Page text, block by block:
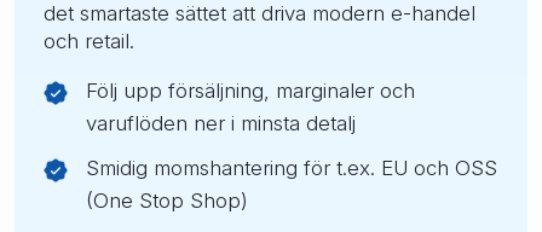
det smartaste sättet att driva modern e-handel
och retail.
Följ upp försäljning, marginaler och
varuflöden ner i minsta detalj
Smidig momshantering för t.ex. EU och OSS
(One Stop Shop)